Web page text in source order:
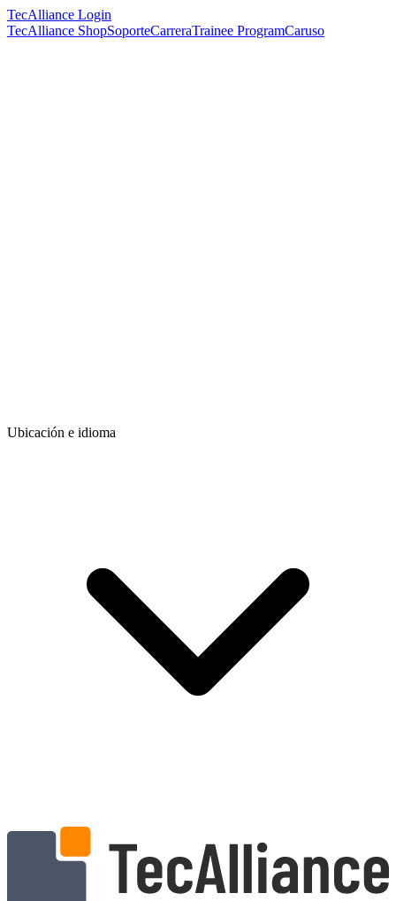
TecAlliance Login
TecAlliance ShopSoporteCarreraTrainee ProgramCaruso
Ubicación e idioma